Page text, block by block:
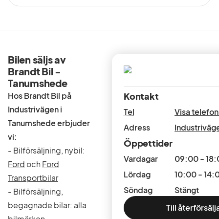
Bilen säljs av
Brandt Bil -
Tanumshede
Hos Brandt Bil på
Industrivägen i
Tanumshede erbjuder
vi:
- Bilförsäljning, nybil:
Ford och Ford
Transportbilar
- Bilförsäljning,
begagnade bilar: alla
Kontakt
Tel
Visa
Adress
Öppettider
Vardagar
09:00 -
Lördag
10:00 -
Söndag
Stängt
Till